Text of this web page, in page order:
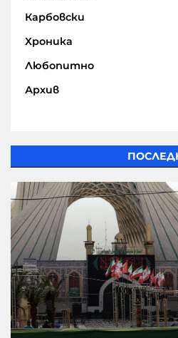
Карбовски
Хроника
Любопитно
Архив